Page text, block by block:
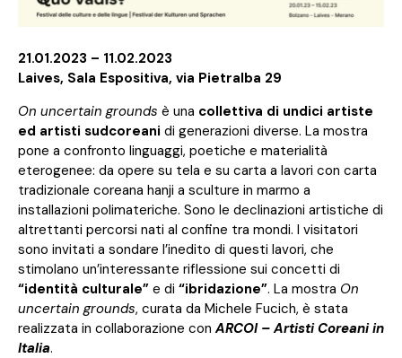
21.01.2023 – 11.02.2023
Laives, Sala Espositiva, via Pietralba 29
On uncertain grounds è una collettiva di undici artiste
ed artisti sudcoreani di generazioni diverse. La mostra
pone a confronto linguaggi, poetiche e materialità
eterogenee: da opere su tela e su carta a lavori con carta
tradizionale coreana hanji a sculture in marmo a
installazioni polimateriche. Sono le declinazioni artistiche di
altrettanti percorsi nati al confine tra mondi. I visitatori
sono invitati a sondare l’inedito di questi lavori, che
stimolano un’interessante riflessione sui concetti di
“identità culturale” e di “ibridazione”. La mostra On
uncertain grounds, curata da Michele Fucich, è stata
realizzata in collaborazione conARCOI – Artisti Coreani in
Italia.